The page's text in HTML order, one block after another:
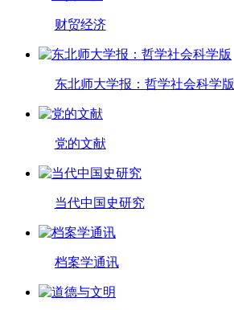
财贸经济
东北师大学报：哲学社会科学版
党的文献
当代中国史研究
档案学通讯